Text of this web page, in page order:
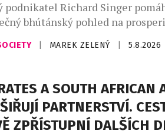
podnikatel Richard Singer
bhútánský pohled na
konceptem hrubého národního
Institute, který chce
k vedení organizací v době
změn a nástupu
vzniká jako společný projekt
MAREK ZELENÝ 5.8.2026
A SOUTH AFRICAN
PARTNERSTVÍ.
ZPŘÍSTUPNÍ DALŠÍCH